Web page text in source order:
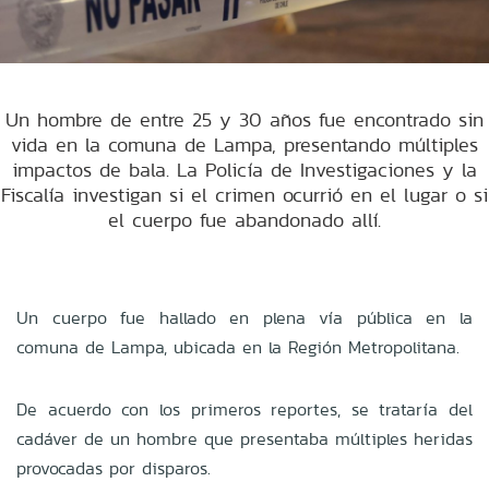
Un hombre de entre 25 y 30 años fue encontrado sin
vida en la comuna de Lampa, presentando múltiples
impactos de bala. La Policía de Investigaciones y la
Fiscalía investigan si el crimen ocurrió en el lugar o si
el cuerpo fue abandonado allí.
Un cuerpo fue hallado en plena vía pública en la
comuna de Lampa, ubicada en la Región Metropolitana.
De acuerdo con los primeros reportes, se trataría del
cadáver de un hombre que presentaba múltiples heridas
provocadas por disparos.